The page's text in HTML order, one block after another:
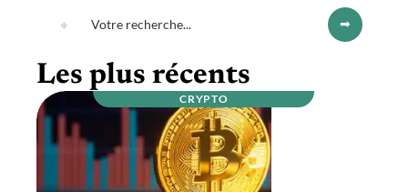
Les plus récents
CRYPTO